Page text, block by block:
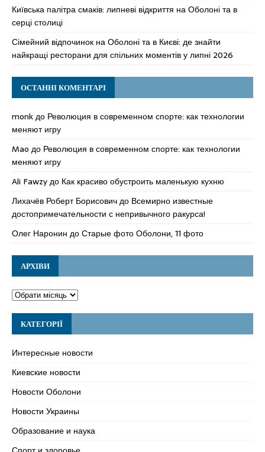
Київська палітра смаків: липневі відкриття на Оболоні та в
серці столиці
Сімейний відпочинок на Оболоні та в Києві: де знайти
найкращі ресторани для спільних моментів у липні 2026
ОСТАННІ КОМЕНТАРІ
monkдо Революция в современном спорте: как технологии
меняют игру
Mao до Революция в современном спорте: как технологии
меняют игру
Ali Fawzyдо Как красиво обустроить маленькую кухню
Лихачёв Роберт Борисовичдо Всемирно известные
достопримечательности с непривычного ракурса!
Олег Наронин доСтарые фото Оболони, 11 фото
АРХІВИ
КАТЕГОРІЇ
Интересные новости
Киевские новости
Новости Оболони
Новости Украины
Образование и наука